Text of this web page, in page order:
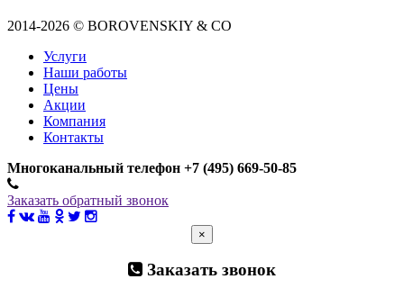
2014-2026 © BOROVENSKIY & CO
Услуги
Наши работы
Цены
Акции
Компания
Контакты
Многоканальный телефон +7 (495) 669-50-85
Заказать обратный звонок
×
Заказать звонок